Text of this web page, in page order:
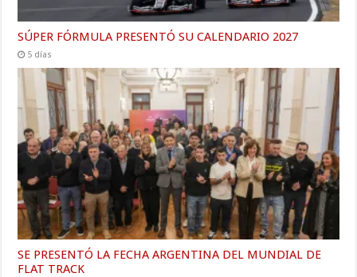
SÚPER FÓRMULA PRESENTÓ SU CALENDARIO 2027
5 días
SE PRESENTÓ LA FECHA ARGENTINA DEL MUNDIAL DE
FLAT TRACK